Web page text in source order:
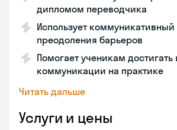
дипломом переводчика
Использует
преодоления барьеров
Помогает ученикам достигать
коммуникации на практике
Читать дальше
Услуги и цены